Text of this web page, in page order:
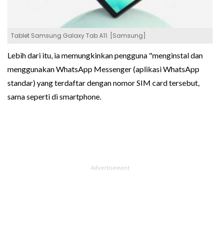
Tablet Samsung Galaxy Tab A11. [Samsung]
Lebih dari itu, ia memungkinkan pengguna "menginstal dan
menggunakan WhatsApp Messenger (aplikasi WhatsApp
standar) yang terdaftar dengan nomor SIM card tersebut,
sama seperti di smartphone.